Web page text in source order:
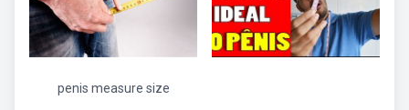
penis measure size